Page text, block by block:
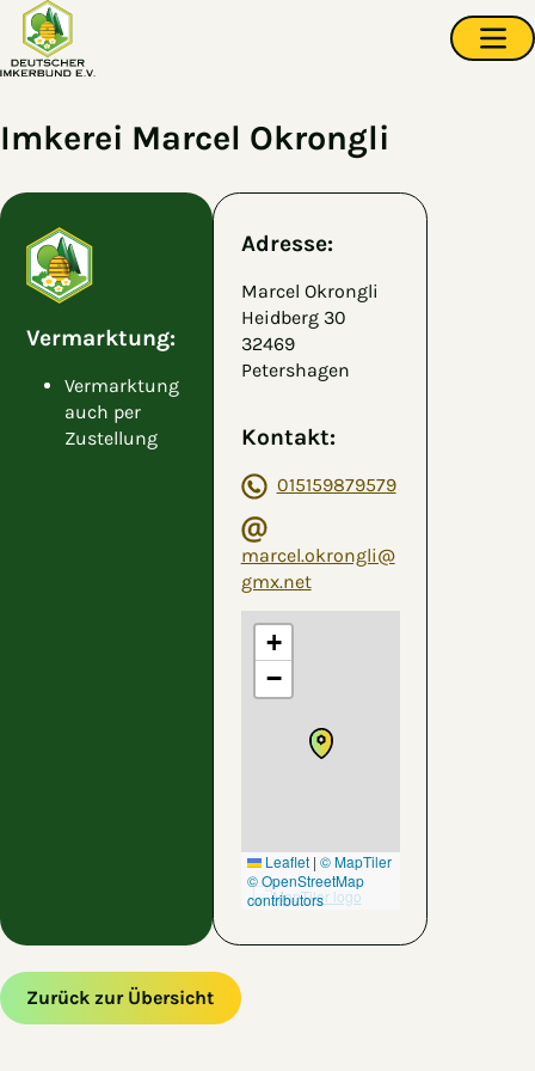
Zum Hauptinhalt springen
Imkerei Marcel Okrongli
Vermarktung:
Vermarktung
auch per
Zustellung
Adresse:
Marcel Okrongli
Heidberg 30
32469
Petershagen
Kontakt:
015159879579
marcel.okrongli@
gmx.net
+
−
Leaflet | © MapTiler
© OpenStreetMap
contributors
Zurück zur Übersicht